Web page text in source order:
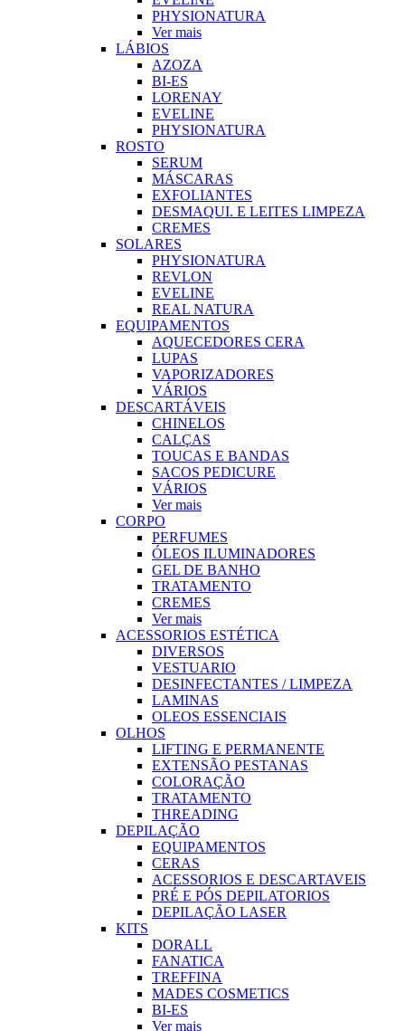
PHYSIONATURA
Ver mais
LÁBIOS
AZOZA
BI-ES
LORENAY
EVELINE
PHYSIONATURA
ROSTO
SERUM
MÁSCARAS
EXFOLIANTES
DESMAQUI. E LEITES LIMPEZA
CREMES
SOLARES
PHYSIONATURA
REVLON
EVELINE
REAL NATURA
EQUIPAMENTOS
AQUECEDORES CERA
LUPAS
VAPORIZADORES
VÁRIOS
DESCARTÁVEIS
CHINELOS
CALÇAS
TOUCAS E BANDAS
SACOS PEDICURE
VÁRIOS
Ver mais
CORPO
PERFUMES
ÓLEOS ILUMINADORES
GEL DE BANHO
TRATAMENTO
CREMES
Ver mais
ACESSORIOS ESTÉTICA
DIVERSOS
VESTUARIO
DESINFECTANTES / LIMPEZA
LAMINAS
OLEOS ESSENCIAIS
OLHOS
LIFTING E PERMANENTE
EXTENSÃO PESTANAS
COLORAÇÃO
TRATAMENTO
THREADING
DEPILAÇÃO
EQUIPAMENTOS
CERAS
ACESSORIOS E DESCARTAVEIS
PRÉ E PÓS DEPILATORIOS
DEPILAÇÃO LASER
KITS
DORALL
FANATICA
TREFFINA
MADES COSMETICS
BI-ES
Ver mais